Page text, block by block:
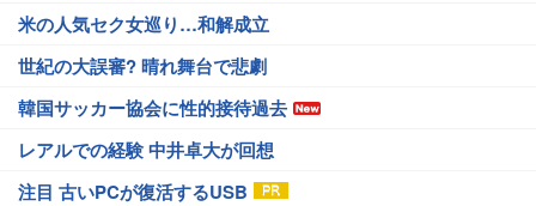
米の人気セク女巡り…和解成立
世紀の大誤審? 晴れ舞台で悲劇
韓国サッカー協会に性的接待過去
レアルでの経験 中井卓大が回想
注目 古いPCが復活するUSB